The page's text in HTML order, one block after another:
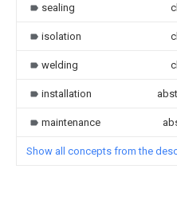
sealing
isolation
welding
installation
maintenance
Show all concepts from the